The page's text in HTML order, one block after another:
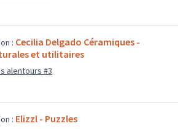
: Cecilia Delgado Céramiques -
et utilitaires
alentours #3
: Elizzl - Puzzles